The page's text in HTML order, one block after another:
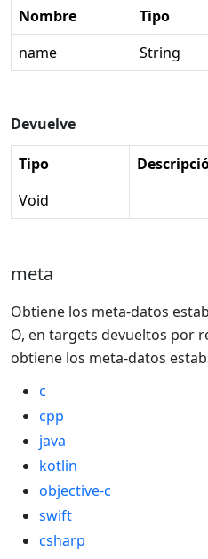
Nombre Tipo
name
String
Devuelve
Tipo
Void
meta
Obtiene los meta-datos
O, en targets devueltos por
obtiene los meta-datos
c
cpp
java
kotlin
objective-c
swift
csharp